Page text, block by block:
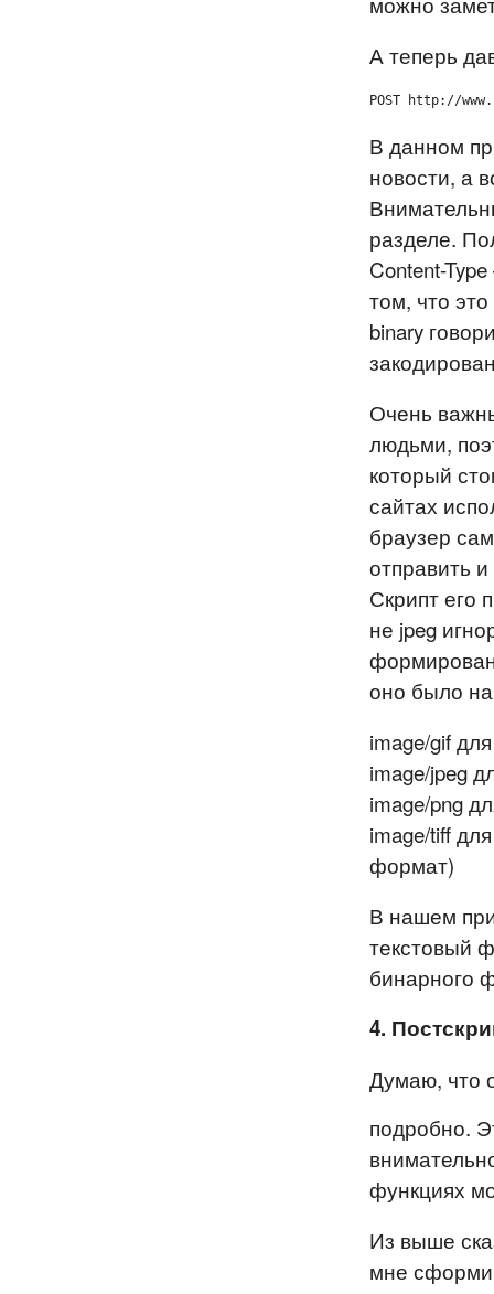
А теперь
POST http://
В данном
новости, а
разделе.
Content-
том, что
binary
Очень
людьми,
который
сайтах
браузер
отправить
Скрипт его
не jpeg
оно было
image/gif
image/jpeg
image/png
image/tiff
формат)
В нашем
текстовый
бинарного
4.
Думаю, что
подробно.
функциях
Из выше
мне